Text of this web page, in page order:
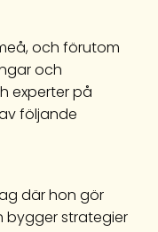
och förutom
och
experter på
följande
där hon gör
bygger strategier